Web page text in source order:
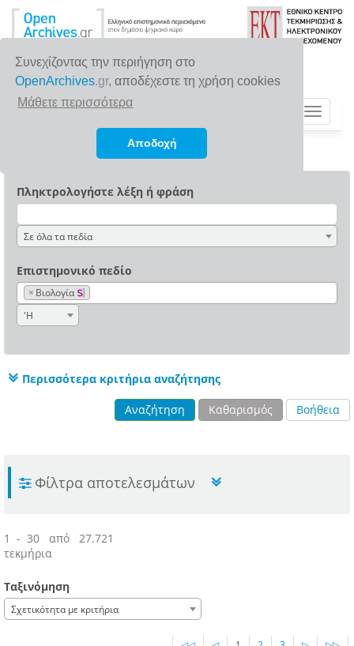
Συνεχίζοντας την περιήγηση στο
OpenArchives.gr, αποδέχεστε τη χρήση cookies
Μάθετε περισσότερα
Αποδοχή
Toggle
Πληκτρολογήστε λέξη ή φράση
Σε όλα τα πεδία
Επιστημονικό πεδίο
× Βιολογία
'Η
Περισσότερα κριτήρια αναζήτησης
Αναζήτηση Καθαρισμός Βοήθεια
Φίλτρα αποτελεσμάτων
1 - 30 από 27.721
τεκμήρια
Ταξινόμηση
Σχετικότητα με κριτήρια